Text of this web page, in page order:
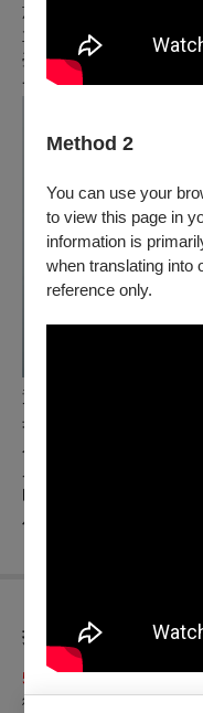
Method 2
You can use your
to view this page in
information is
when translating into
reference only.
於舞台劇，在廣告「京
孟姜女而開始走紅。現
臺灣三金影展（金馬獎
一人。
黃韻玲｜臺北流行音樂中
身為華語歌曲資深詞曲
員、選秀比賽評審及唱
曲獎」及「最佳作曲人
折扣方案
5/31(二)12:00 - 6/1(三
衛武營小時光鐵鳥套票：